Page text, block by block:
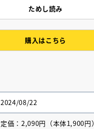
ためし読み
購入はこちら
2024/08/22
定価：2,090円（本体1,900円）